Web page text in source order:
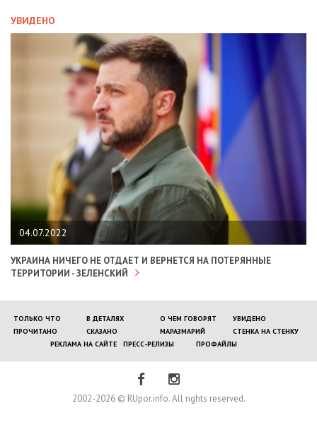
УВИДЕНО
04.07.2022
УКРАИНА НИЧЕГО НЕ ОТДАЕТ И ВЕРНЕТСЯ НА ПОТЕРЯННЫЕ
ТЕРРИТОРИИ - ЗЕЛЕНСКИЙ
ТОЛЬКО ЧТО В ДЕТАЛЯХ О ЧЕМ ГОВОРЯТ
УВИДЕНО
ПРОЧИТАНО
СКАЗАНО МАРАЗМАРИЙ
СТЕНКА НА СТЕНКУ
РЕКЛАМА НА САЙТЕ
ПРЕСС-РЕЛИЗЫ ПРОФАЙЛЫ
2002-2026 © RUpor.info. All rights reserved.